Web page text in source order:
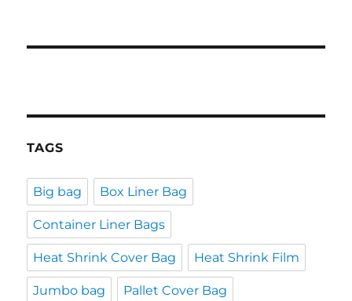
TAGS
Big bag Box Liner Bag
Container Liner Bags
Heat Shrink Cover Bag Heat Shrink Film
Jumbo bag Pallet Cover Bag